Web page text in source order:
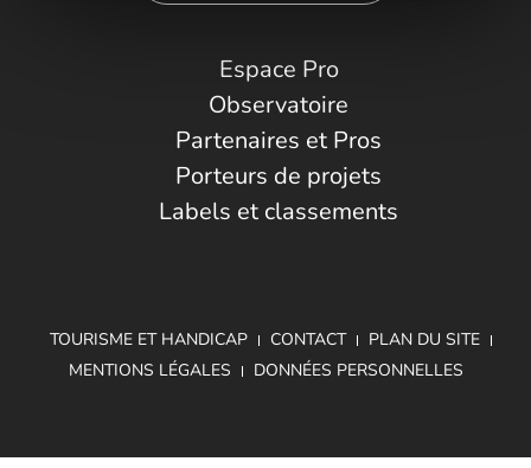
Espace Pro
Observatoire
Partenaires et Pros
Porteurs de projets
Labels et classements
TOURISME ET HANDICAP CONTACT
PLAN DU SITE
MENTIONS LÉGALES
DONNÉES PERSONNELLES